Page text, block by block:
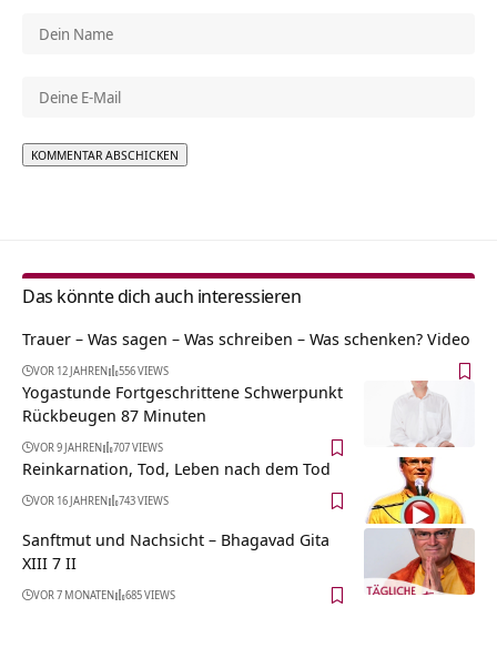
Das könnte dich auch interessieren
Trauer – Was sagen – Was schreiben – Was schenken? Video
VOR 12 JAHREN 556 VIEWS
Yogastunde Fortgeschrittene Schwerpunkt
Rückbeugen 87 Minuten
VOR 9 JAHREN 707 VIEWS
Reinkarnation, Tod, Leben nach dem Tod
VOR 16 JAHREN 743 VIEWS
Sanftmut und Nachsicht – Bhagavad Gita
XIII 7 II
VOR 7 MONATEN 685 VIEWS